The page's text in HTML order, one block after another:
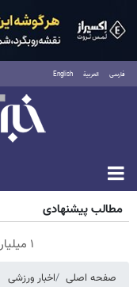
فارسی العربية English
جمعه ۱۶ مرداد ۱۴۰۵
مطالب پیشنهادی
۱ میلیارد اعتبار خرید طلا | بدون ضامن و چک
صفحه اصلی اخبار ورزشی